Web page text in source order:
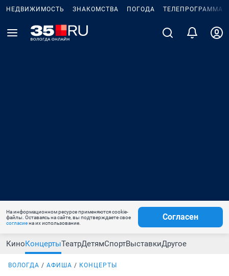
НЕДВИЖИМОСТЬ ЗНАКОМСТВА ПОГОДА ТЕЛЕПРОГРАММА
На информационном ресурсе применяются cookie-
файлы. Оставаясь на сайте, вы подтверждаете свое
согласиена их использование.
Согласен
КиноКонцертыТеатрДетямСпортВыставкиДругое
ВОЛОГДА АФИША КОНЦЕРТЫ